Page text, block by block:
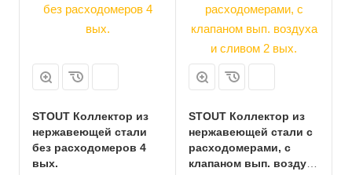
STOUT Коллектор из
нержавеющей стали
без расходомеров 4
вых.
STOUT Коллектор из
нержавеющей стали с
расходомерами, с
клапаном вып. воздуха